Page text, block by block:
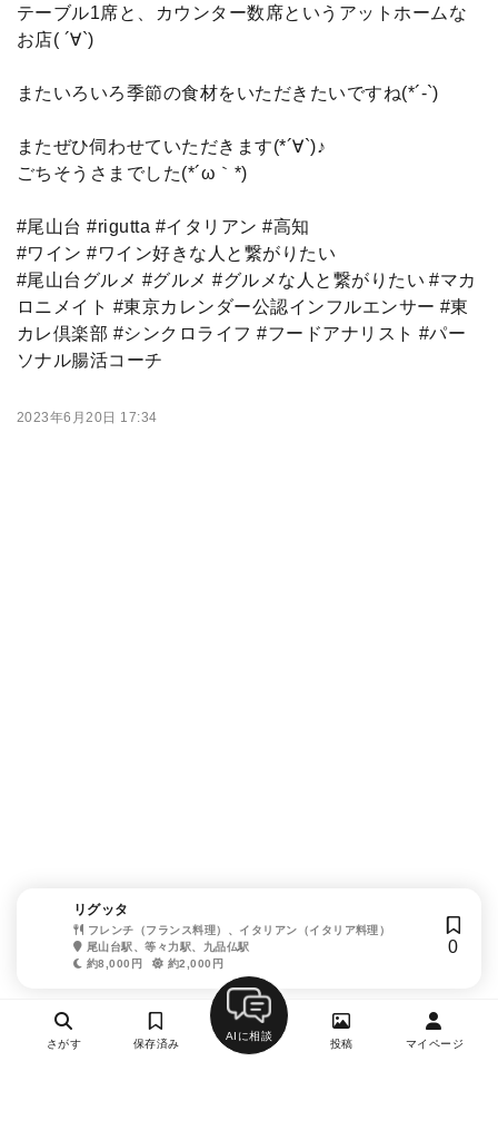
テーブル1席と、カウンター数席というアットホームな
お店( ´∀`)
またいろいろ季節の食材をいただきたいですね(*´-`)
またぜひ伺わせていただきます(*´∀`)♪
ごちそうさまでした(*´ω｀*)
#尾山台 #rigutta #イタリアン #高知
#ワイン #ワイン好きな人と繋がりたい
#尾山台グルメ #グルメ #グルメな人と繋がりたい #マカ
ロニメイト #東京カレンダー公認インフルエンサー #東
カレ倶楽部 #シンクロライフ #フードアナリスト #パー
ソナル腸活コーチ
2023年6月20日 17:34
リグッタ
フレンチ（フランス料理）、イタリアン（イタリア料理）
尾山台駅、等々力駅、九品仏駅
約8,000円
約2,000円
0
さがす 保存済み
AIに相談
投稿 マイページ